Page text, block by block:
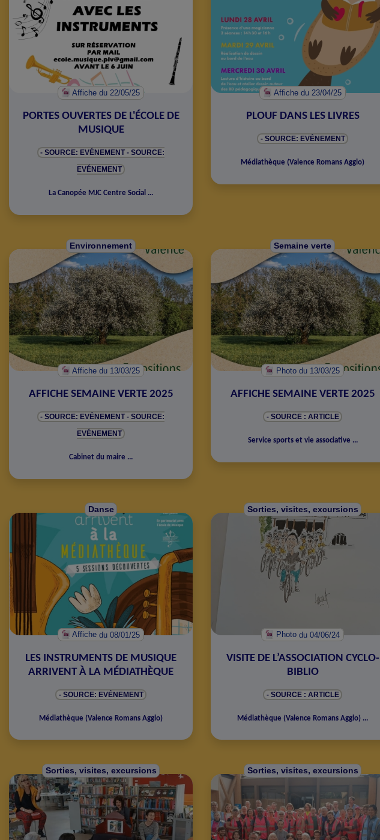
Affichedu 22/05/25
PORTES OUVERTES DE L'ÉCOLE DE
MUSIQUE
- SOURCE: EVÉNEMENT- SOURCE:
EVÉNEMENT
La Canopée MJC Centre Social ...
Affichedu 23/04/25
PLOUF DANS LES LIVRES
- SOURCE: EVÉNEMENT
Médiathèque (Valence Romans Agglo)
Environnement
Affichedu 13/03/25
AFFICHE SEMAINE VERTE 2025
- SOURCE: EVÉNEMENT- SOURCE:
EVÉNEMENT
Cabinet du maire ...
Semaine verte
Photodu 13/03/25
AFFICHE SEMAINE VERTE 2025
- SOURCE : ARTICLE
Service sports et vie associative ...
Danse
Affichedu 08/01/25
LES INSTRUMENTS DE MUSIQUE
ARRIVENT À LA MÉDIATHÈQUE
- SOURCE: EVÉNEMENT
Médiathèque (Valence Romans Agglo)
Sorties, visites, excursions
Photodu 04/06/24
VISITE DE L’ASSOCIATION CYCLO-
BIBLIO
- SOURCE : ARTICLE
Médiathèque (Valence Romans Agglo) ...
Sorties, visites, excursions Sorties, visites, excursions